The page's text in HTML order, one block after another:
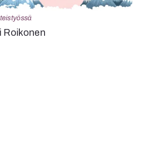
Roikonen